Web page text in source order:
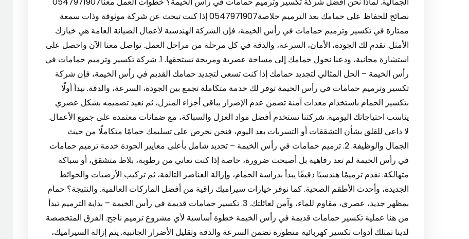
نصائح للحفاظ على حمامك بعد الترميم خلاصة0547971907 إذا كنت تبحث عن شركة موثوقة وذات سمعة
ممتازة في تكسير وترميم حمامات في رأس الخيمة، فإن الشركة الهندسية لأعمال الصيانة العامة هي خيارك
الأمثل. نقدم لك الجودة، الأمان، السرعة، والدقة في كل مرحلة من مراحل العمل. تواصل معنا الآن واحصل على
استشارة مجانية، ودعنا نحول حمامك إلى مساحة عصرية ومريحة تستحقها. 1. شركة تكسير وترميم حمامات في
رأس الخيمة – الحل المثالي لتجديد حمامك إذا كنت تسعى لتجديد حمامك القديم في رأس الخيمة، فإن شركة
تكسير وترميم حمامات في رأس الخيمة توفر لك خدمة متكاملة تجمع بين الجودة، السرعة، والدقة. نبدأ أولًا
بتكسير الحمام باستخدام معدات آمنة تضمن عدم الإضرار بباقي أجزاء المنزل، ثم نعيد تصميمه بشكل عصري
يناسب احتياجاتك اليومية. شركتنا تستخدم أفضل مواد العزل والسباكة، مع ضمانات معتمدة على جميع الأعمال.
لا داعي للقلق بشأن التشققات أو التسربات بعد اليوم، فنحن نحرص على تسليمك حمامًا متكاملًا من حيث
الجمال والوظيفة. 2. ترميم حمامات في رأس الخيمة – تجديد شامل بأعلى معايير الجودة خدمة ترميم حمامات
في رأس الخيمة لم تعد رفاهية بل أصبحت ضرورة، خاصة إذا كنت تعاني من رطوبة، بلاط متشقق، أو سباكة
متهالكة. نقدم ترميمًا هندسيًا دقيقًا يبدأ بدراسة الحمام، وإزالة العناصر التالفة، ثم تركيب الأرضيات والحوائط
الجديدة، وأحدث الأطقم الصحية. كما نوفر خيارات سيراميك راقية من أفضل الماركات العالمية. والنتيجة؟ حمام
بمظهر جديد، عصري، مقاوم للماء، وآمن لعائلتك. 3. تكسير حمامات قديمة في رأس الخيمة – بداية الترميم تبدأ
من هنا عملية تكسير حمامات قديمة في رأس الخيمة خطوة أساسية لأي مشروع ترميم ناجح. الفرق المتخصصة
لدينا تمتلك أدوات تكسير كهربائية متطورة تضمن السرعة والدقة وتقليل الأضرار الجانبية. يتم إزالة السيراميك،